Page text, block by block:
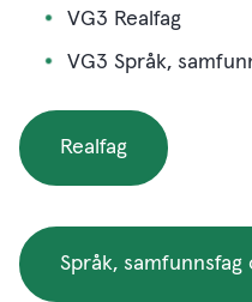
VG3 Realfag
VG3 Språk,
Realfag
Språk, samfunnsfag